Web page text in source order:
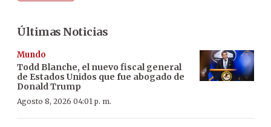
Últimas Noticias
Mundo
Todd Blanche, el nuevo fiscal general
de Estados Unidos que fue abogado de
Donald Trump
Agosto 8, 2026 04:01 p. m.